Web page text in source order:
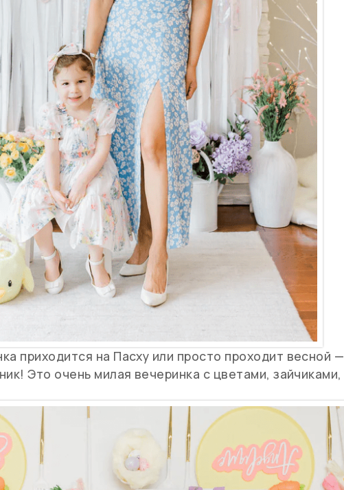
приходится на Пасху или просто проходит весной —
Это очень милая вечеринка с цветами, зайчиками,